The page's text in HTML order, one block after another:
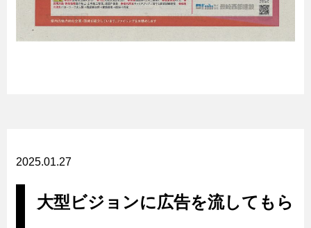
2025.01.27
大型ビジョンに広告を流してもら